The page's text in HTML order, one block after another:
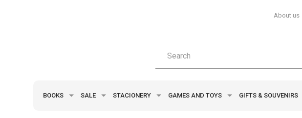
About us
BOOKS SALE STACIONERY GAMES AND TOYS GIFTS & SOUVENIRS